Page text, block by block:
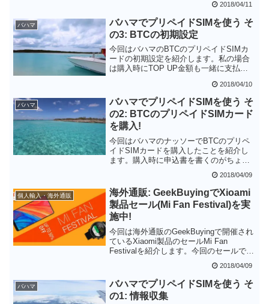
BTCの利用している周波数です。バハマ
でSNS等を使いたい方は「3Gのバンド
5」「LTEのバンド17」に対応したスマー
トフォンかWi-Fiルーターを用意しておき
ましょう。
2018/04/11
バハマ
バハマでプリペイドSIMを使う そ
の3: BTCの初期設定
今回はバハマのBTCのプリペイドSIMカ
ードの初期設定を紹介します。私の場合
は購入時にTOP UP金額も一緒に支払っ
パッケージの購入だけでした。インター
ネットパッケージはスマートフォンから
の操作で簡単に購入できるので敷居は低
いのではないかと思います。
2018/04/10
バハマ
バハマでプリペイドSIMを使う そ
の2: BTCのプリペイドSIMカード
を購入!
今回はバハマのナッソーでBTCのプリペ
イドSIMカードを購入したことを紹介し
ます。購入時に申込書を書くのがちょっ
もあり無事に購入することができまし
た。ただ、プリペイドSIMカードの価格
が16ドルというのはちょっと高いと感じ
ました。
2018/04/09
個人輸入・海外通販
海外通販: GeekBuyingでXioami
製品セール(Mi Fan Festival)を実
施中!
今回は海外通販のGeekBuyingで開催され
ているXiaomi製品のセールMi Fan
Festivalを紹介します。今回のセールでは
スマートウォッチなど多くのXiaomi製品
がセール対象となっています。Xiaomi製
品はクオリティも良いので中華ガジェッ
トデビューにお勧めです。
2018/04/09
バハマ
バハマでプリペイドSIMを使う そ
の1: 情報収集